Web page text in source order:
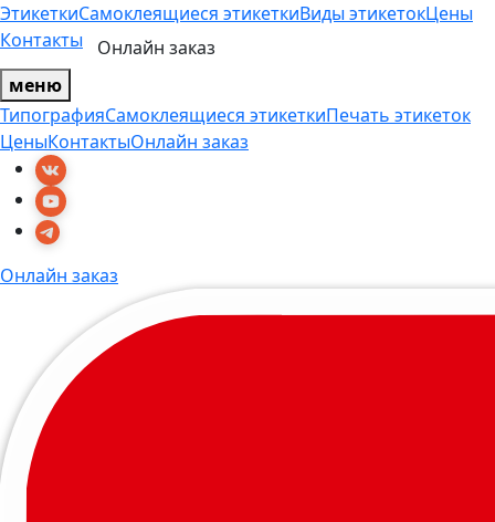
ЭтикеткиСамоклеящиеся этикеткиВиды этикетокЦены
Контакты
Онлайн заказ
меню
ТипографияСамоклеящиеся этикеткиПечать этикеток
ЦеныКонтактыОнлайн заказ
Онлайн заказ